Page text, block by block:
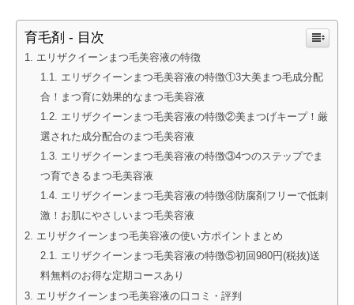
育毛剤 - 目次
エリザクイーンまつ毛美容液の特徴
エリザクイーンまつ毛美容液の特徴①3大美まつ毛成分配
合！まつ育に効果的なまつ毛美容液
エリザクイーンまつ毛美容液の特徴②美まつげキープ！厳
選された成分配合のまつ毛美容液
エリザクイーンまつ毛美容液の特徴③4つのステップでま
つ育できるまつ毛美容液
エリザクイーンまつ毛美容液の特徴④防腐剤フリーで低刺
激！お肌にやさしいまつ毛美容液
エリザクイーンまつ毛美容液の使い方ポイントまとめ
エリザクイーンまつ毛美容液の特徴⑤初回980円(税抜)送
料無料のお得な定期コースあり
エリザクイーンまつ毛美容液の口コミ・評判